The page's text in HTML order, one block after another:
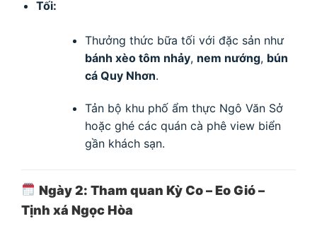
Tối:
Thưởng thức bữa tối với đặc sản như
bánh xèo tôm nhảy, nem nướng, bún
cá Quy Nhơn.
Tản bộ khu phố ẩm thực Ngô Văn Sở
hoặc ghé các quán cà phê view biển
gần khách sạn.
Ngày 2: Tham quan Kỳ Co – Eo Gió –
Tịnh xá Ngọc Hòa